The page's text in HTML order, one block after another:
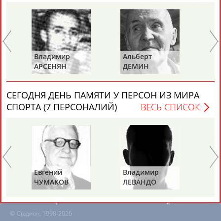
24 персон из 13181
ТАБЛО АКТИВНОСТИ
ЦЕЛИ ПРОЕКТА КОНТАКТЫ НАШИ КНОПКИ РЕКЛАМА
Вопросы сотрудничества и совместной деятельности inform@infosport.ru
© Стадион, 1998-2026
Адресов в новостной рассылке: 997
Владимир
АРСЕНЯН
Альберт
ДЕМИН
СЕГОДНЯ ДЕНЬ ПАМЯТИ У ПЕРСОН ИЗ МИРА
СПОРТА (7 ПЕРСОНАЛИЙ)
ВЕСЬ СПИСОК
Евгений
ЧУМАКОВ
Владимир
ЛЕВАНДО